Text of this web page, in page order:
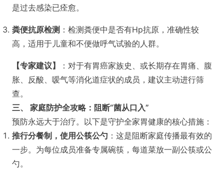
是过去感染已痊愈。
粪便抗原检测 ：检测粪便中是否有Hp抗原，准确性较
高，适用于儿童和不便做呼气试验的人群。
【专家建议】
：对于有胃癌家族史、或长期存在胃痛、腹
胀、反酸、嗳气等消化道症状的成员，建议主动进行筛
查。
三、 家庭防护全攻略：阻断“菌从口入”
预防永远大于治疗。以下是守护全家胃健康的核心措施：
推行分餐制，使用公筷公勺 ：这是阻断家庭传播最有效的
一步。为每位成员准备专属碗筷，每道菜放一副公筷或公
勺。